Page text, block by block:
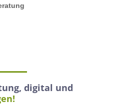
digital und